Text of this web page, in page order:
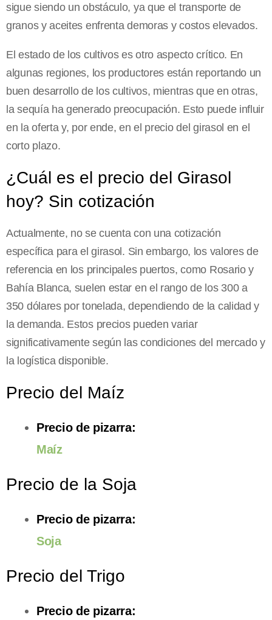
sigue siendo un obstáculo, ya que el transporte de
granos y aceites enfrenta demoras y costos elevados.
El estado de los cultivos es otro aspecto crítico. En
algunas regiones, los productores están reportando un
buen desarrollo de los cultivos, mientras que en otras,
la sequía ha generado preocupación. Esto puede influir
en la oferta y, por ende, en el precio del girasol en el
corto plazo.
¿Cuál es el precio del Girasol
hoy? Sin cotización
Actualmente, no se cuenta con una cotización
específica para el girasol. Sin embargo, los valores de
referencia en los principales puertos, como Rosario y
Bahía Blanca, suelen estar en el rango de los 300 a
350 dólares por tonelada, dependiendo de la calidad y
la demanda. Estos precios pueden variar
significativamente según las condiciones del mercado y
la logística disponible.
Precio del Maíz
Precio de pizarra:
Maíz
Precio de la Soja
Precio de pizarra:
Soja
Precio del Trigo
Precio de pizarra: